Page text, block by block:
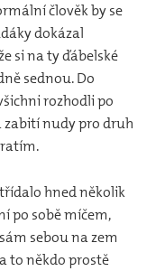
člověk by se
dokázal
si na ty ďábelské
sednou. Do
rozhodli po
zabití nudy pro druh
hned několik
po sobě míčem,
sebou na zem
to někdo prostě